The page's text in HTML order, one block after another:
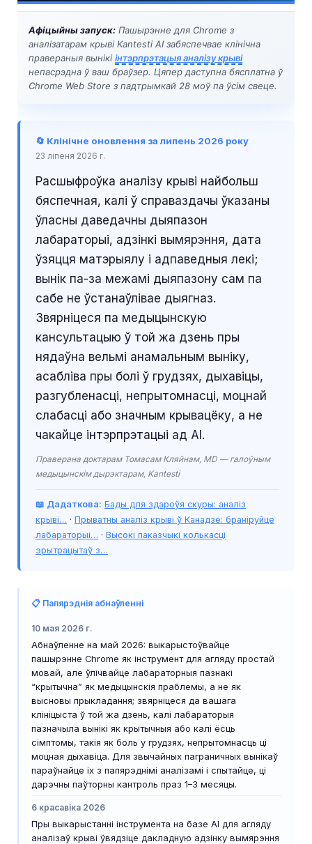
Афіцыйны запуск: Пашырэнне для Chrome з
аналізатарам крыві Kantesti AI забяспечвае клінічна
правераныя вынікі інтэрпрэтацыя аналізу крыві
непасрэдна ў ваш браўзер. Цяпер даступна бясплатна ў
Chrome Web Store з падтрымкай 28 моў па ўсім свеце.
🔄 Клінічне оновлення за липень 2026 року
23 ліпеня 2026 г.
Расшыфроўка аналізу крыві найбольш
бяспечная, калі ў справаздачы ўказаны
ўласны даведачны дыяпазон
лабараторыі, адзінкі вымярэння, дата
ўзяцця матэрыялу і адпаведныя лекі;
вынік па-за межамі дыяпазону сам па
сабе не ўстанаўлівае дыягназ.
Звярніцеся па медыцынскую
кансультацыю ў той жа дзень пры
нядаўна вельмі анамальным выніку,
асабліва пры болі ў грудзях, дыхавіцы,
разгубленасці, непрытомнасці, моцнай
слабасці або значным крывацёку, а не
чакайце інтэрпрэтацыі ад AI.
Праверана доктарам Томасам Кляйнам, MD — галоўным
медыцынскім дырэктарам, Kantesti
📖 Дадаткова: Бады для здароўя скуры: аналіз
крыві… · Прыватны аналіз крыві ў Канадзе: браніруйце
лабараторыі… · Высокі паказчыкі колькасці
эрытрацытаў з…
📋 Папярэднія абнаўленні
10 мая 2026 г.
Абнаўленне на май 2026: выкарыстоўвайце
пашырэнне Chrome як інструмент для агляду простай
мовай, але ўлічвайце лабараторныя пазнакі
“крытычна” як медыцынскія праблемы, а не як
высновы прыкладання; звярніцеся да вашага
клініцыста ў той жа дзень, калі лабараторыя
пазначыла вынікі як крытычныя або калі ёсць
сімптомы, такія як боль у грудзях, непрытомнасць ці
моцная дыхавіца. Для звычайных паграничных вынікаў
параўнайце іх з папярэднімі аналізамі і спытайце, ці
дарэчны паўторны кантроль праз 1–3 месяцы.
6 красавіка 2026
Пры выкарыстанні інструмента на базе AI для агляду
аналізаў крыві ўвядзіце дакладную адзінку вымярэння